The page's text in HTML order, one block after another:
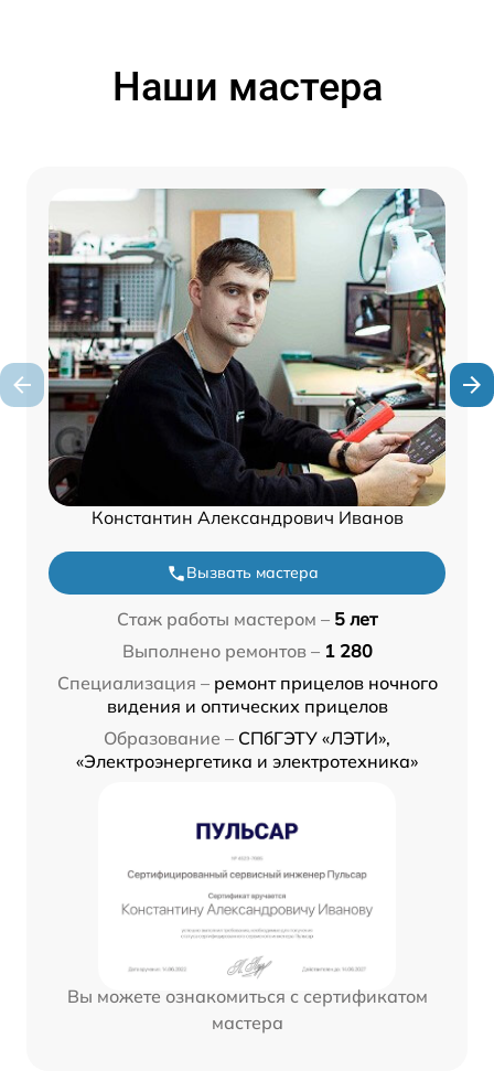
Наши мастера
Константин Александрович Иванов
Вызвать мастера
Стаж работы мастером – 5 лет
Выполнено ремонтов – 1 280
Специализация – ремонт прицелов ночного
видения и оптических прицелов
Образование – СПбГЭТУ «ЛЭТИ»,
«Электроэнергетика и электротехника»
Вы можете ознакомиться с сертификатом
мастера